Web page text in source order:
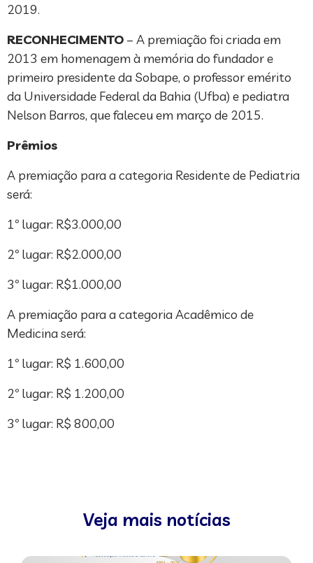
2019.
RECONHECIMENTO – A premiação foi criada em
2013 em homenagem à memória do fundador e
primeiro presidente da Sobape, o professor emérito
da Universidade Federal da Bahia (Ufba) e pediatra
Nelson Barros, que faleceu em março de 2015.
Prêmios
A premiação para a categoria Residente de Pediatria
será:
1º lugar: R$3.000,00
2º lugar: R$2.000,00
3º lugar: R$1.000,00
A premiação para a categoria Acadêmico de
Medicina será:
1º lugar: R$ 1.600,00
2º lugar: R$ 1.200,00
3º lugar: R$ 800,00
Veja mais notícias